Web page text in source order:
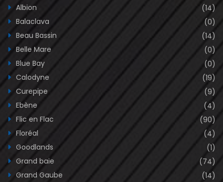
Albion
(14)
Balaclava
(0)
Beau Bassin
(14)
Belle Mare
(0)
Blue Bay
(0)
Calodyne
(19)
Curepipe
(9)
Ebène
(4)
Flic en Flac
(90)
Floréal
(4)
Goodlands
(1)
Grand baie
(74)
Grand Gaube
(14)